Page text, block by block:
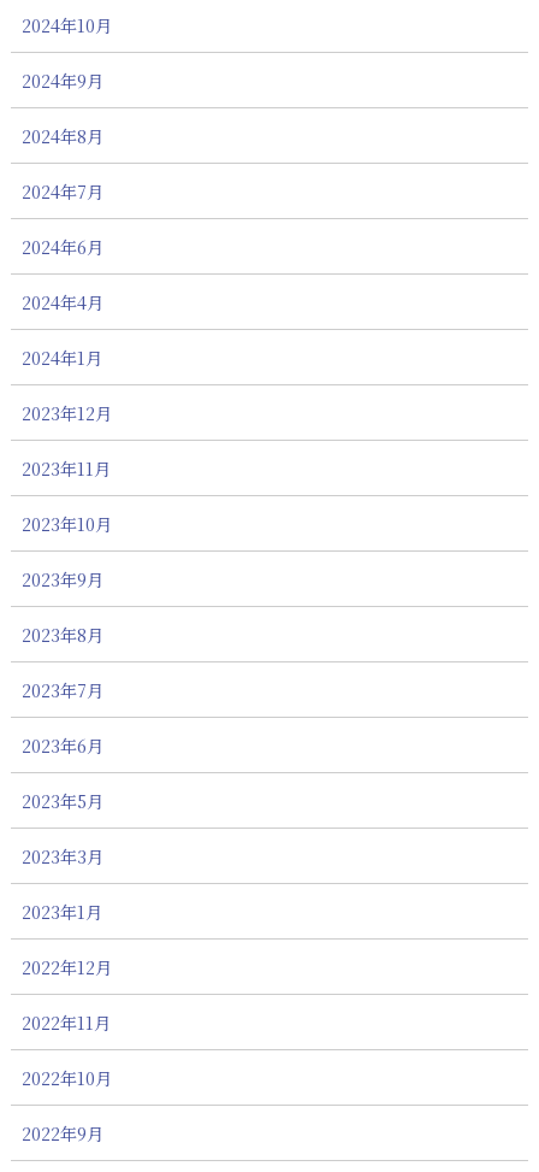
2024年10月
2024年9月
2024年8月
2024年7月
2024年6月
2024年4月
2024年1月
2023年12月
2023年11月
2023年10月
2023年9月
2023年8月
2023年7月
2023年6月
2023年5月
2023年3月
2023年1月
2022年12月
2022年11月
2022年10月
2022年9月